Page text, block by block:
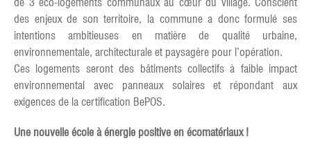
des enjeux de son territoire, la commune a donc formulé ses
intentions ambitieuses en matière de qualité urbaine,
environnementale, architecturale et paysagère pour l’opération.
Ces logements seront des bâtiments collectifs à faible impact
environnemental avec panneaux solaires et répondant aux
exigences de la certification BePOS.
Une nouvelle école à énergie positive en écomatériaux !